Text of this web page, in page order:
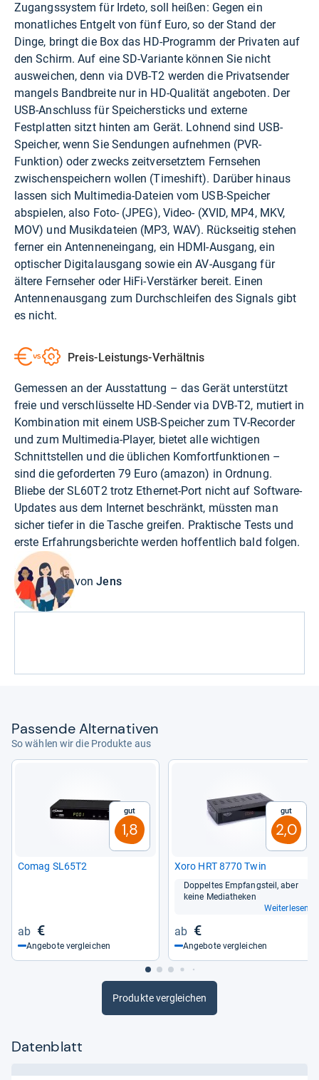
Zugangssystem für Irdeto, soll heißen: Gegen ein
monatliches Entgelt von fünf Euro, so der Stand der
Dinge, bringt die Box das HD-Programm der Privaten auf
den Schirm. Auf eine SD-Variante können Sie nicht
ausweichen, denn via DVB-T2 werden die Privatsender
mangels Bandbreite nur in HD-Qualität angeboten. Der
USB-Anschluss für Speichersticks und externe
Festplatten sitzt hinten am Gerät. Lohnend sind USB-
Speicher, wenn Sie Sendungen aufnehmen (PVR-
Funktion) oder zwecks zeitversetztem Fernsehen
zwischenspeichern wollen (Timeshift). Darüber hinaus
lassen sich Multimedia-Dateien vom USB-Speicher
abspielen, also Foto- (JPEG), Video- (XVID, MP4, MKV,
MOV) und Musikdateien (MP3, WAV). Rückseitig stehen
ferner ein Antenneneingang, ein HDMI-Ausgang, ein
optischer Digitalausgang sowie ein AV-Ausgang für
ältere Fernseher oder HiFi-Verstärker bereit. Einen
Antennenausgang zum Durchschleifen des Signals gibt
es nicht.
Preis-Leistungs-Verhältnis
Gemessen an der Ausstattung – das Gerät unterstützt
freie und verschlüsselte HD-Sender via DVB-T2, mutiert in
Kombination mit einem USB-Speicher zum TV-Recorder
und zum Multimedia-Player, bietet alle wichtigen
Schnittstellen und die üblichen Komfortfunktionen –
sind die geforderten 79 Euro (amazon) in Ordnung.
Bliebe der SL60T2 trotz Ethernet-Port nicht auf Software-
Updates aus dem Internet beschränkt, müssten man
sicher tiefer in die Tasche greifen. Praktische Tests und
erste Erfahrungsberichte werden hoffentlich bald folgen.
vonJens
Pas­sende Alter­na­ti­ven
So wählen wir die Produkte aus
Gut
1,8
Comag SL65T2
€
Angebote vergleichen
Gut
2,0
Xoro HRT 8770 Twin
Dop­pel­tes Emp­fangs­teil, aber
keine Media­the­ken
Weiterlesen
€
Angebote vergleichen
Produkte vergleichen
Datenblatt